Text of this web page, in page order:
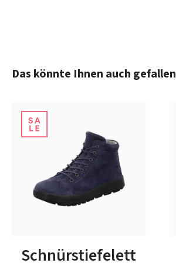
Produktgalerie überspringen
Das könnte Ihnen auch gefallen
10 Farben
Schnürstiefelett